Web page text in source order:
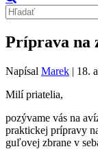
Príprava na
Napísal Marek | 18.
Milí priatelia,
pozývame vás na
praktickej prípravy
guľovej zbrane v